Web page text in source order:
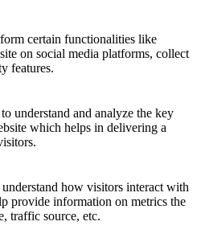
certain functionalities like
on social media platforms, collect
features.
understand and analyze the key
which helps in delivering a
how visitors interact with
provide information on metrics the
traffic source, etc.